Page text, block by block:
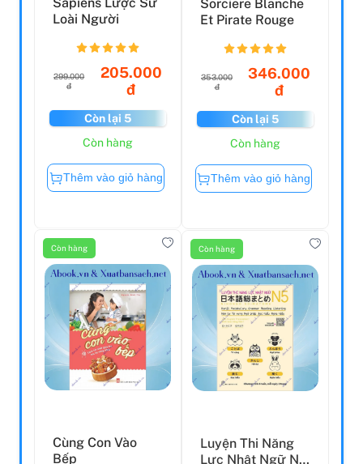
Loài Người
299.000
đ
205.000
đ
Còn lại 5
Còn hàng
Thêm vào giỏ hàng
Et Pirate Rouge
353.000
đ
346.000
đ
Còn lại 5
Còn hàng
Thêm vào giỏ hàng
Còn hàng
Cùng Con Vào
Bếp
Còn hàng
Luyện Thi Năng
Lực Nhật Ngữ N5: